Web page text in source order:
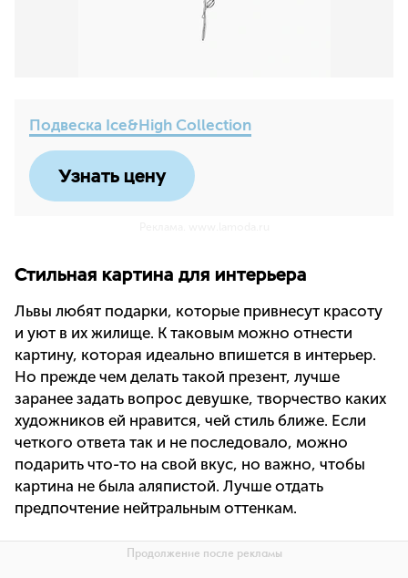
Подвеска Ice&High Collection
Узнать цену
Стильная картина для интерьера
Львы любят подарки, которые привнесут красоту
и уют в их жилище. К таковым можно отнести
картину, которая идеально впишется в интерьер.
Но прежде чем делать такой презент, лучше
заранее задать вопрос девушке, творчество каких
художников ей нравится, чей стиль ближе. Если
четкого ответа так и не последовало, можно
подарить что-то на свой вкус, но важно, чтобы
картина не была аляпистой. Лучше отдать
предпочтение нейтральным оттенкам.